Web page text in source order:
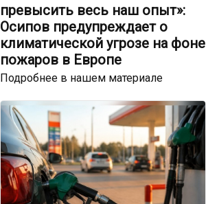
превысить весь наш опыт»:
Осипов предупреждает о
климатической угрозе на фоне
пожаров в Европе
Подробнее в нашем материале